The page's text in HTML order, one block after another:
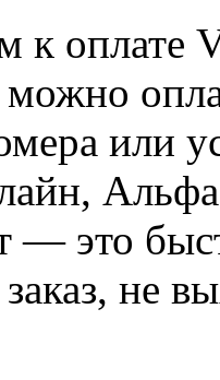
оплате
или
— это
не